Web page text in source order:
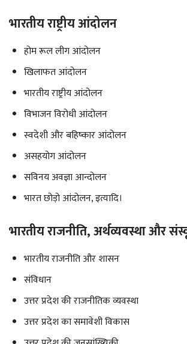
भारतीय राष्ट्रीय आंदोलन
होम रूल लीग आंदोलन
खिलाफत आंदोलन
भारतीय राष्ट्रीय आंदोलन
विभाजन विरोधी आंदोलन
स्वदेशी और बहिष्कार आंदोलन
असहयोग आंदोलन
सविनय अवज्ञा आन्दोलन
भारत छोड़ो आंदोलन, इत्यादि।
भारतीय राजनीति, अर्थव्यवस्था और
भारतीय राजनीति और शासन
संविधान
उत्तर प्रदेश की राजनीतिक व्यवस्था
उत्तर प्रदेश का समावेशी विकास